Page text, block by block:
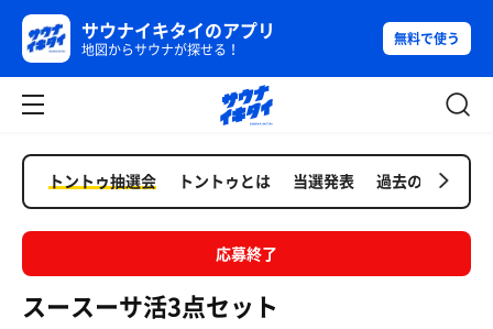
サウナイキタイのアプリ
地図からサウナが探せる！
無料で使う
トントゥ抽選会 トントゥとは 当選発表 過去の抽選会
応募終了
スースーサ活3点セット